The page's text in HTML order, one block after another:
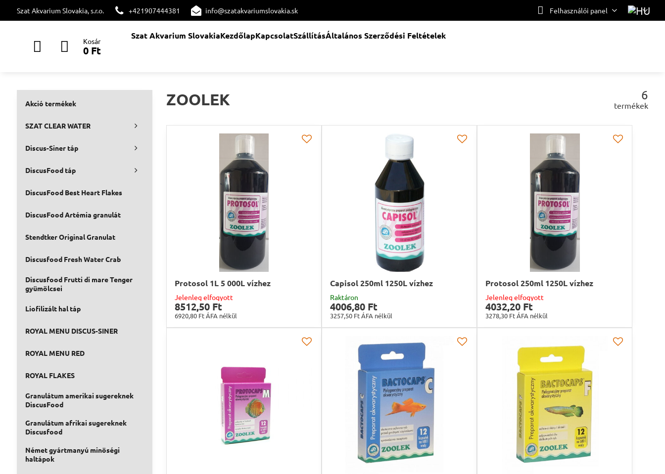
Szat Akvarium Slovakia, s.r.o. +421907444381 info@szatakvariumslovakia.sk Felhasználói panel
Kosár
0 Ft
Szat Akvarium SlovakiaKezdőlapKapcsolatSzállításÁltalános Szerződési Feltételek
ZOOLEK 6
termékek
Protosol 1L 5 000L vízhez
Jelenleg elfogyott
8512,50 Ft
6920,80 FtÁFA nélkül
Capisol 250ml 1250L vízhez
Raktáron
4006,80 Ft
3257,50 FtÁFA nélkül
Protosol 250ml 1250L vízhez
Jelenleg elfogyott
4032,20 Ft
3278,30 FtÁFA nélkül
Akció termékek
SZAT CLEAR WATER
Discus-Siner táp
DiscusFood táp
DiscusFood Best Heart Flakes
DiscusFood Artémia granulát
Stendtker Original Granulat
Discusfood Fresh Water Crab
Discusfood Frutti di mare Tenger
gyümölcsei
Liofilizált hal táp
ROYAL MENU DISCUS-SINER
ROYAL MENU RED
ROYAL FLAKES
Granulátum amerikai sugereknek
DiscusFood
Granulátum afrikai sugereknek
Discusfood
Német gyártmanyú minöségi
haltápok